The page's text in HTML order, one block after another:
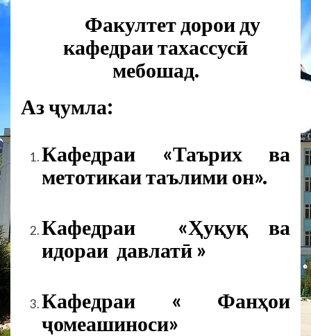
Факултет дорои ду
кафедраи тахассусӣ
мебошад.
Аз ҷумла:
Кафедраи «Таърих ва
метотикаи таълими он».
Кафедраи «Ҳуқуқ ва
идораи давлатӣ »
Кафедраи « Фанҳои
ҷомеашиноси»